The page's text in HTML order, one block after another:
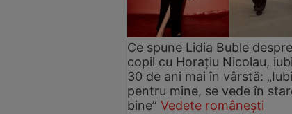
Ce spune Lidia Buble
copil cu Horațiu Nicolau,
30 de ani mai în vârstă:
pentru mine, se vede în
bine” Vedete românești